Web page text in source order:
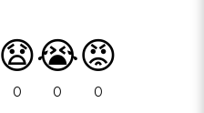
😧
0
😭
0
😡
0